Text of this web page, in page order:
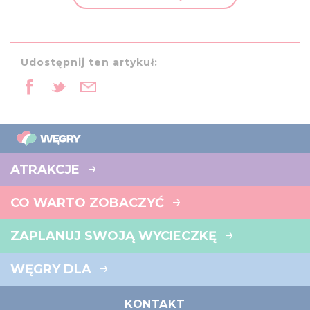
provided to them or that they’ve collected from your use
Udostępnij ten artykuł:
ATRAKCJE
CO WARTO ZOBACZYĆ
ZAPLANUJ SWOJĄ WYCIECZKĘ
WĘGRY DLA
KONTAKT